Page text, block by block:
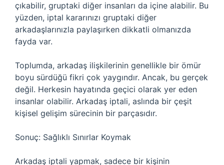
çıkabilir, gruptaki diğer insanları da içine alabilir. Bu
yüzden, iptal kararınızı gruptaki diğer
arkadaşlarınızla paylaşırken dikkatli olmanızda
fayda var.
Toplumda, arkadaş ilişkilerinin genellikle bir ömür
boyu sürdüğü fikri çok yaygındır. Ancak, bu gerçek
değil. Herkesin hayatında geçici olarak yer eden
insanlar olabilir. Arkadaş iptali, aslında bir çeşit
kişisel gelişim sürecinin bir parçasıdır.
Sonuç: Sağlıklı Sınırlar Koymak
Arkadaş iptali yapmak, sadece bir kişinin